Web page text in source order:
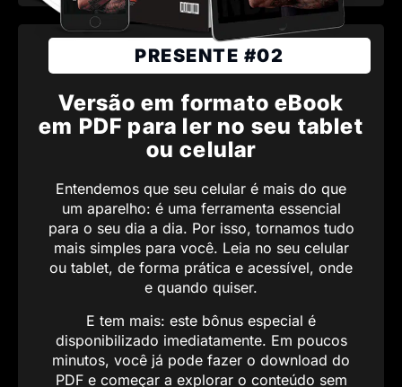
PRESENTE #02
Versão em formato eBook
em PDF para ler no seu tablet
ou celular
Entendemos que seu celular é mais do que
um aparelho: é uma ferramenta essencial
para o seu dia a dia. Por isso, tornamos tudo
mais simples para você. Leia no seu celular
ou tablet, de forma prática e acessível, onde
e quando quiser.
E tem mais: este bônus especial é
disponibilizado imediatamente. Em poucos
minutos, você já pode fazer o download do
PDF e começar a explorar o conteúdo sem